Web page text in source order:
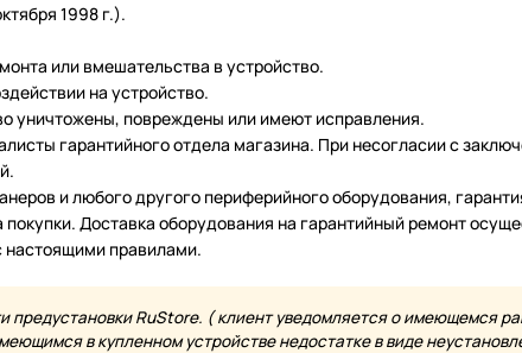
1998 г.).
или вмешательства в устройство.
на устройство.
уничтожены, повреждены или имеют исправления.
гарантийного отдела магазина. При несогласии с
и любого другого периферийного оборудования,
Доставка оборудования на гарантийный ремонт
настоящими правилами.
предустановки RuStore. ( клиент уведомляется о имеющемся
в купленном устройстве недостатке в виде